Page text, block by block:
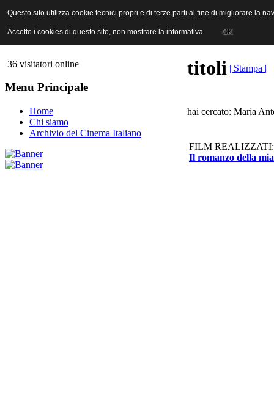
ANICA | Associazione Nazionale Industrie Cinematografiche
36 visitatori online
Menu Principale
Home
Chi siamo
Archivio del Cinema Italiano
titoli | Stampa |
hai cercato: Maria
FILM REALIZZATI:
Il romanzo della
Questo sito utilizza cookie tecnici propri e di terze parti al fine di migliorare la
Accetto i cookies di questo sito, non mostrare la informativa. OK
Questo sito utilizza cookie tecnici propri e di terze parti al fine di migliorare la
Accetto i cookies di questo sito, non mostrare la informativa. OK